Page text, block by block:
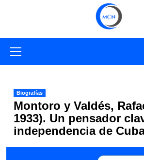
primario
Biografías
Montoro y Valdés,
1933). Un pensador
independencia de